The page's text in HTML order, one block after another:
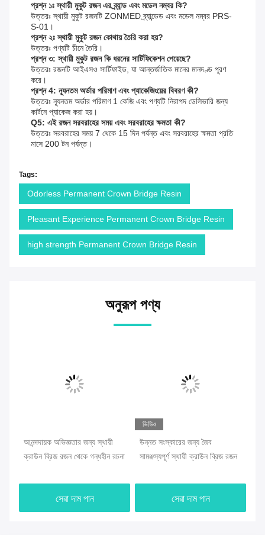
প্রশ্ন ১ঃ স্থায়ী মুকুট রজন এর ব্র্যান্ড এবং মডেল নম্বর কি?
উত্তরঃ স্থায়ী মুকুট রজনটি ZONMED ব্র্যান্ডেড এবং মডেল নম্বর PRS-
S-01।
প্রশ্ন ২ঃ স্থায়ী মুকুট রজন কোথায় তৈরি করা হয়?
উত্তরঃ পণ্যটি চীনে তৈরি।
প্রশ্ন ৩: স্থায়ী মুকুট রজন কি ধরনের সার্টিফিকেশন পেয়েছে?
উত্তরঃ রজনটি আইএসও সার্টিফাইড, যা আন্তর্জাতিক মানের মানদণ্ড পূরণ
করে।
প্রশ্ন 4: ন্যূনতম অর্ডার পরিমাণ এবং প্যাকেজিংয়ের বিবরণ কী?
উত্তরঃ ন্যূনতম অর্ডার পরিমাণ 1 কেজি এবং পণ্যটি নিরাপদ ডেলিভারি জন্য
কার্টনে প্যাকেজ করা হয়।
Q5: এই রজন সরবরাহের সময় এবং সরবরাহের ক্ষমতা কী?
উত্তরঃ সরবরাহের সময় 7 থেকে 15 দিন পর্যন্ত এবং সরবরাহের ক্ষমতা প্রতি
মাসে 200 টন পর্যন্ত।
Tags:
Odorless Permanent Crown Bridge Resin
Pleasant Experience Permanent Crown Bridge Resin
high strength Permanent Crown Bridge Resin
অনুরূপ পণ্য
আনন্দদায়ক অভিজ্ঞতার জন্য স্থায়ী
ক্রাউন ব্রিজ রজন থেকে গন্ধহীন রচনা
সেরা দাম পান
ভিডিও
উন্নত সংস্কারের জন্য জৈব
সামঞ্জস্যপূর্ণ স্থায়ী ক্রাউন ব্রিজ রজন
সেরা দাম পান